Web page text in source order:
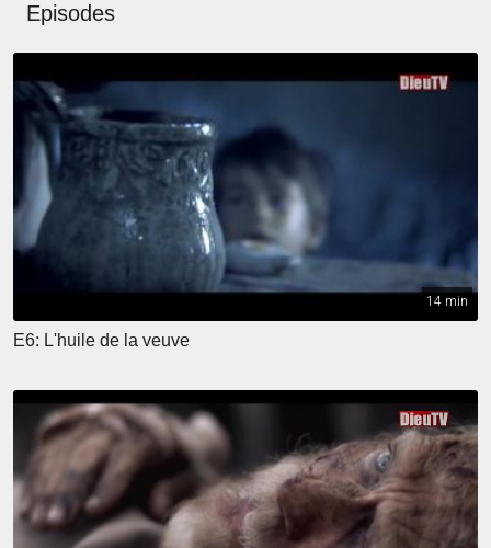
Episodes
14 min
E6: L'huile de la veuve